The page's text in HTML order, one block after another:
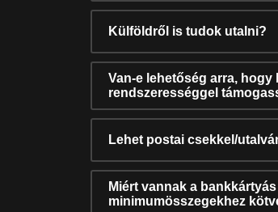
Külföldről is tudok utalni?
Van-e lehetőség arra,
rendszerességgel
Lehet postai csekkel/
Miért vannak a
minimumösszegekhez